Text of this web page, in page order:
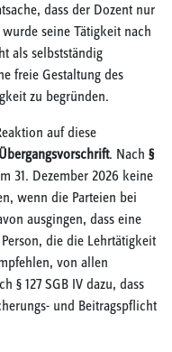
dass der Dozent nur
seine Tätigkeit nach
als selbstständig
freie Gestaltung des
zu begründen.
auf diese
Übergangsvorschrift. Nach §
31. Dezember 2026 keine
wenn die Parteien bei
ausgingen, dass eine
die die Lehrtätigkeit
von allen
§ 127 SGB IV dazu, dass
und Beitragspflicht